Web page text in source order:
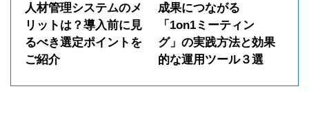
人材管理システムのメ
リットは？導入前に見
るべき選定ポイントを
ご紹介
成果につながる
「1on1ミーティン
グ」の実践方法と効果
的な運用ツール３選